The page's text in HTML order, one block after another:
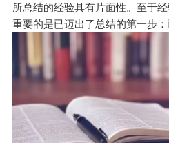
所总结的经验具有片面性。至于
重要的是已迈出了总结的第一步：